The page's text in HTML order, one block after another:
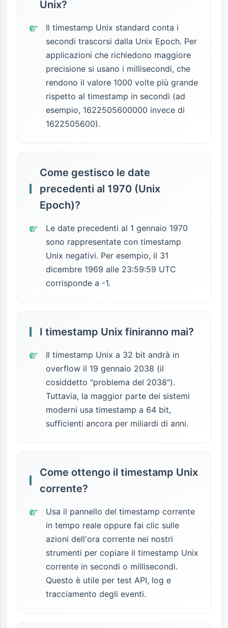
Unix?
Il timestamp Unix standard conta i
secondi trascorsi dalla Unix Epoch. Per
applicazioni che richiedono maggiore
precisione si usano i millisecondi, che
rendono il valore 1000 volte più grande
rispetto al timestamp in secondi (ad
esempio, 1622505600000 invece di
1622505600).
Come gestisco le date
precedenti al 1970 (Unix
Epoch)?
Le date precedenti al 1 gennaio 1970
sono rappresentate con timestamp
Unix negativi. Per esempio, il 31
dicembre 1969 alle 23:59:59 UTC
corrisponde a -1.
I timestamp Unix finiranno mai?
Il timestamp Unix a 32 bit andrà in
overflow il 19 gennaio 2038 (il
cosiddetto "problema del 2038").
Tuttavia, la maggior parte dei sistemi
moderni usa timestamp a 64 bit,
sufficienti ancora per miliardi di anni.
Come ottengo il timestamp Unix
corrente?
Usa il pannello del timestamp corrente
in tempo reale oppure fai clic sulle
azioni dell'ora corrente nei nostri
strumenti per copiare il timestamp Unix
corrente in secondi o millisecondi.
Questo è utile per test API, log e
tracciamento degli eventi.